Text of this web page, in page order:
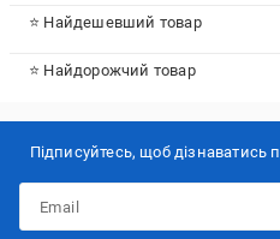
⭐ Найдешевший товар
⭐ Найдорожчий товар
Підписуйтесь, щоб дізнаватись